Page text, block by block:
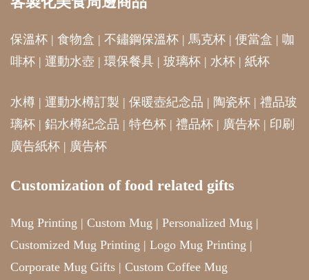
保溫杯 | 食物盒 | 不鏽鋼保溫杯 | 馬克杯 | 便當盒 | 咖
啡杯 | 運動水壺 | 環保餐具 | 玻璃杯 | 水杯 | 紙杯
水樽 | 運動水樽訂製 | 保暖壺紀念品 | 陶瓷杯 | 禮品玻
璃杯 | 鋁水樽紀念品 | 特色杯 | 禮品杯 | 廣告杯 | 印刷
廣告紙杯 | 廣告杯
Customization of food related gifts
Mug Printing | Custom Mug | Personalized Mug |
Customized Mug Printing | Logo Mug Printing |
Corporate Mug Gifts | Custom Coffee Mug